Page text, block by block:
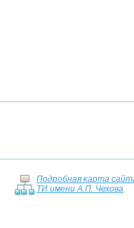
Подробная карта
ТИ имени А.П. Чехова